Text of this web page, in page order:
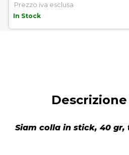
Prezzo iva esclusa
In Stock
Siam colla in stick, 40 gr,